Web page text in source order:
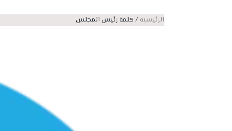
الرئيسية / كلمة رئيس المجلس